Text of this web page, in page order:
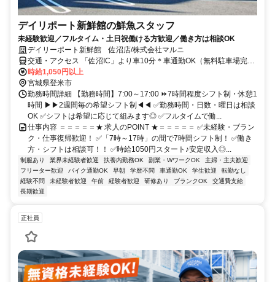
デイリポート新鮮館の鮮魚スタッフ
未経験歓迎／フルタイム・土日祝働ける方歓迎／働き方は相談OK
デイリーポート新鮮館 佐沼店/株式会社マルニ
交通・アクセス 「佐沼IC」より車10分＊車通勤OK（無料駐車場完
備）
時給1,050円以上
宮城県登米市
勤務時間詳細 【勤務時間】7:00～17:00 ⏩7時間程度シフト制・休憩1
時間 ▶▶2週間毎の希望シフト制◀◀ ✅勤務時間・日数・曜日は相談
OK ✅シフトは希望に応じて組みます◎ ✅フルタイムで働...
仕事内容 ＝＝＝＝＝★ 求人のPOINT ★＝＝＝＝＝ ✅未経験・ブラン
ク・仕事復帰歓迎！ ✅「7時～17時」の間で7時間シフト制！ ✅働き
方・シフトは相談可！！ ✅時給1050円スタート♪安定収入◎...
制服あり 業界未経験者歓迎 扶養内勤務OK 副業・WワークOK
主婦・主夫歓迎
フリーター歓迎
バイク通勤OK 早朝 学歴不問 車通勤OK 学生歓迎
転勤なし
経験不問
未経験者歓迎 午前 経験者歓迎 研修あり ブランクOK
交通費支給
長期歓迎
正社員